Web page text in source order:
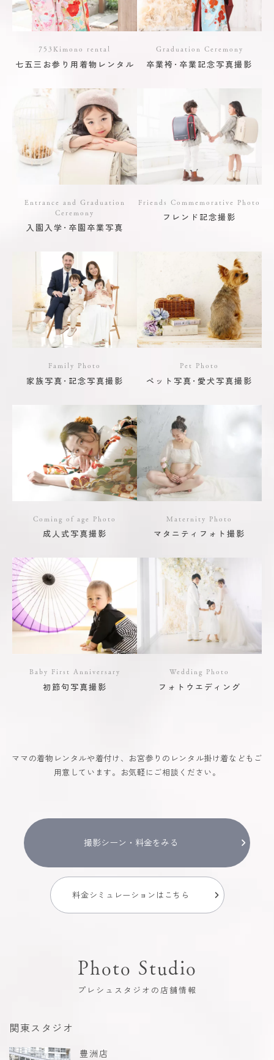
753Kimono rental
七五三お参り用着物レンタル
Graduation Ceremony
卒業袴･卒業記念写真撮影
Entrance and Graduation
Ceremony
入園入学･卒園卒業写真
Friends Commemorative Photo
フレンド記念撮影
Family Photo
家族写真･記念写真撮影
Pet Photo
ペット写真･愛犬写真撮影
Coming of age Photo
成人式写真撮影
Maternity Photo
マタニティフォト撮影
Baby First Anniversary
初節句写真撮影
Wedding Photo
フォトウエディング
ママの着物レンタルや着付け、お宮参りのレンタル掛け着などもご
用意しています。お気軽にご相談ください。
撮影シーン・料金をみる
料金シミュレーションはこちら
Photo Studio
プレシュスタジオの店舗情報
関東スタジオ
豊洲店